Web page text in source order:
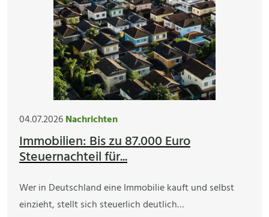
04.07.2026Nachrichten
Immobilien: Bis zu 87.000 Euro
Steuernachteil für...
Wer in Deutschland eine Immobilie kauft und selbst
einzieht, stellt sich steuerlich deutlich…